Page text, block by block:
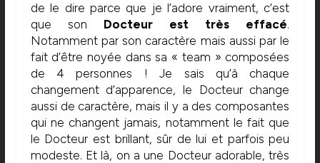
de le dire parce que je l’adore vraiment, c’est
que son Docteur est très effacé.
Notamment par son caractère mais aussi par le
fait d’être noyée dans sa « team » composées
de 4 personnes ! Je sais qu’à chaque
changement d’apparence, le Docteur change
aussi de caractère, mais il y a des composantes
qui ne changent jamais, notamment le fait que
le Docteur est brillant, sûr de lui et parfois peu
modeste. Et là, on a une Docteur adorable, très